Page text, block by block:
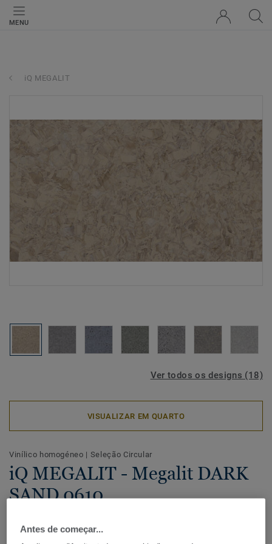
MENU
iQ MEGALIT
Ver todos os designs (18)
VISUALIZAR EM QUARTO
Vinílico homogéneo | Seleção Circular
iQ MEGALIT - Megalit DARK
SAND 0610
pedra luminescente dá ao pavimento vinílico iQ Megalit a
Antes de começar...